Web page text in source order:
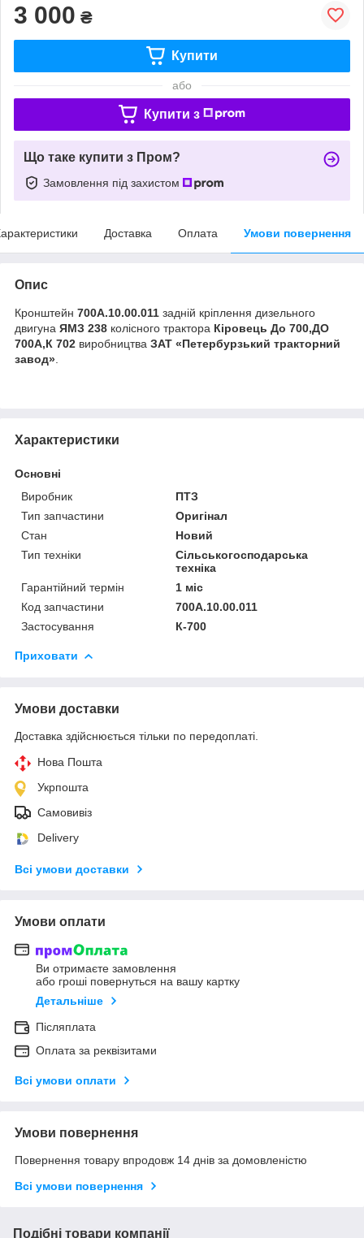
3 000 ₴
Купити
або
Купити з
Що таке купити з Пром?
Замовлення під захистом
Доставка Оплата Умови повернення
Опис
Кронштейн 700А.10.00.011 задній кріплення дизельного
двигуна ЯМЗ 238 колісного трактора Кіровець До 700,ДО
700А,К 702 виробництва ЗАТ «Петербурзький тракторний
завод»
Характеристики
Основні
Виробник
ПТЗ
Тип запчастини
Оригінал
Стан
Новий
Тип техніки
Сільськогосподарська
техніка
Гарантійний термін
1 міс
Код запчастини
700А.10.00.011
Застосування
К-700
Приховати
Умови доставки
Доставка здійснюється тільки по передоплаті.
Нова Пошта
Укрпошта
Самовивіз
Delivery
Всі умови доставки
Умови оплати
Ви отримаєте замовлення
або гроші повернуться на вашу картку
Детальніше
Післяплата
Оплата за реквізитами
Всі умови оплати
Умови повернення
Повернення товару впродовж 14 днів за домовленістю
Всі умови повернення
Подібні товари компанії